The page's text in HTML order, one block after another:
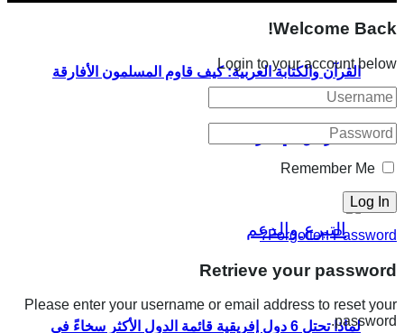
القرآن والكتابة العربية: كيف قاوم المسلمون الأفارقة
الاسترقاق في أمريكا؟
لماذا تحتل 6 دول إفريقية قائمة الدول الأكثر سخاءً في
Welcome Back!
Login to your account below
Remember Me
Forgotten Password?
Retrieve your password
Please enter your username or email address to reset your
password.